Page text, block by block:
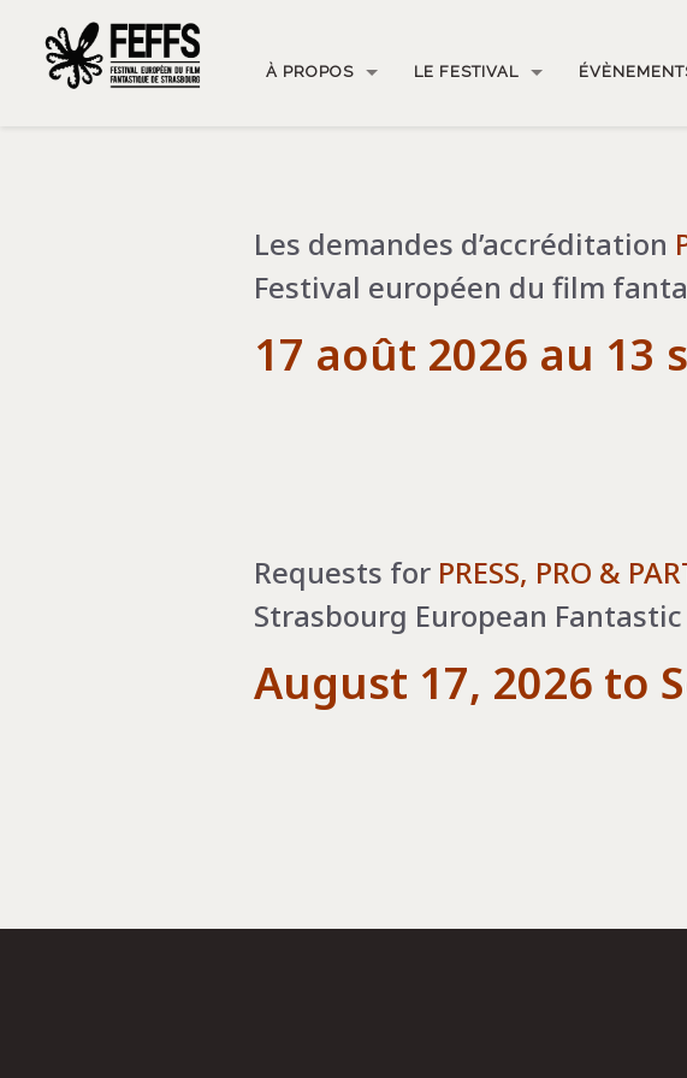
À PROPOS LE FESTIVAL
Les demandes d’accréditation
Festival européen du film
17 août 2026 au 13
Requests for PRESS, PRO &
Strasbourg European
August 17, 2026 to